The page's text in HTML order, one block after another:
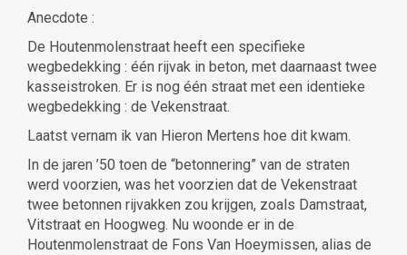
Anecdote :
De Houtenmolenstraat heeft een specifieke
wegbedekking : één rijvak in beton, met daarnaast twee
kasseistroken. Er is nog één straat met een identieke
wegbedekking : de Vekenstraat.
Laatst vernam ik van Hieron Mertens hoe dit kwam.
In de jaren ’50 toen de “betonnering” van de straten
werd voorzien, was het voorzien dat de Vekenstraat
twee betonnen rijvakken zou krijgen, zoals Damstraat,
Vitstraat en Hoogweg. Nu woonde er in de
Houtenmolenstraat de Fons Van Hoeymissen, alias de